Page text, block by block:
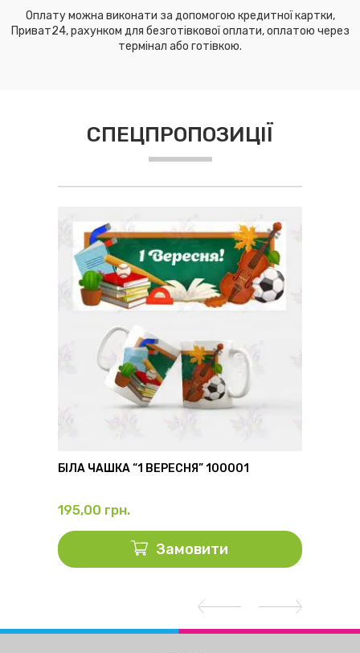
Оплату можна виконати за допомогою кредитної картки,
Приват24, рахунком для безготівкової оплати, оплатою через
термінал або готівкою.
СПЕЦПРОПОЗИЦІЇ
БІЛА ЧАШКА “1 ВЕРЕСНЯ” 100001
195,00 грн.
Замовити